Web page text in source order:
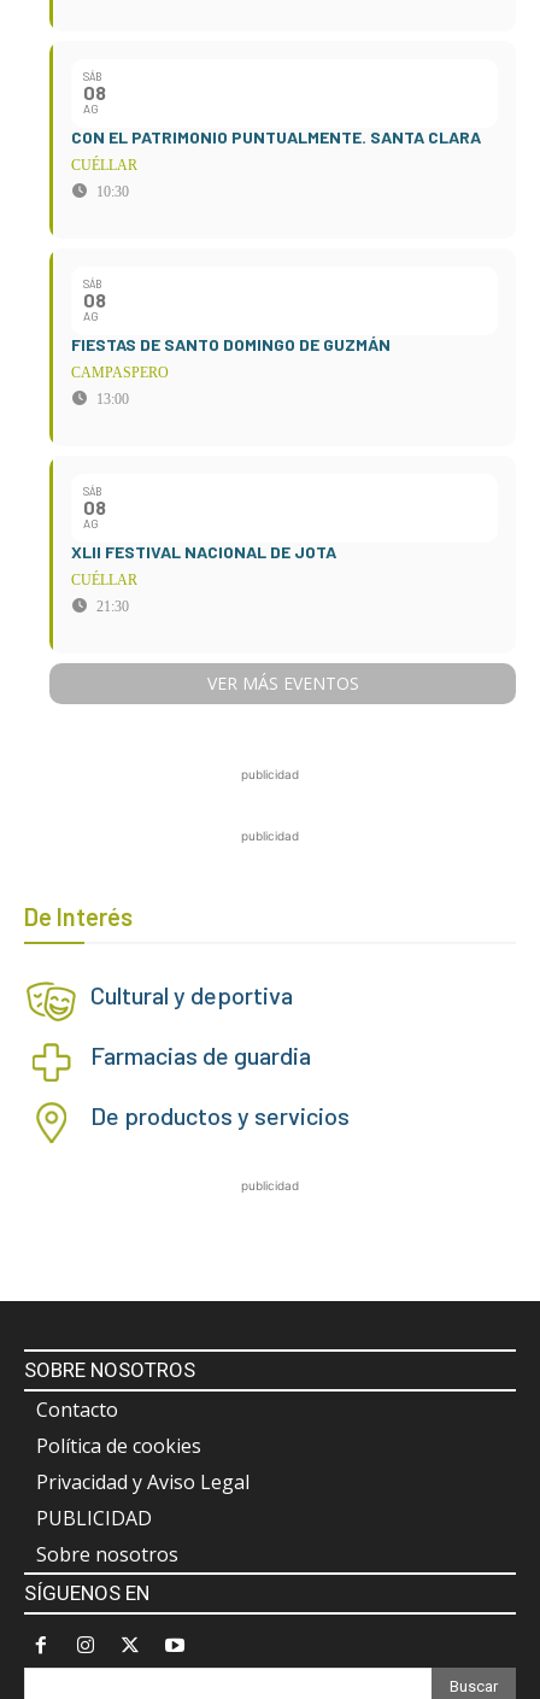
SÁB
08
AG
CON EL PATRIMONIO PUNTUALMENTE. SANTA CLARA
CUÉLLAR
10:30
SÁB
08
AG
FIESTAS DE SANTO DOMINGO DE GUZMÁN
CAMPASPERO
13:00
SÁB
08
AG
XLII FESTIVAL NACIONAL DE JOTA
CUÉLLAR
21:30
VER MÁS EVENTOS
publicidad
publicidad
De Interés
Cultural y deportiva
Farmacias de guardia
De productos y servicios
publicidad
SOBRE NOSOTROS
Contacto
Política de cookies
Privacidad y Aviso Legal
PUBLICIDAD
Sobre nosotros
SÍGUENOS EN
Buscar